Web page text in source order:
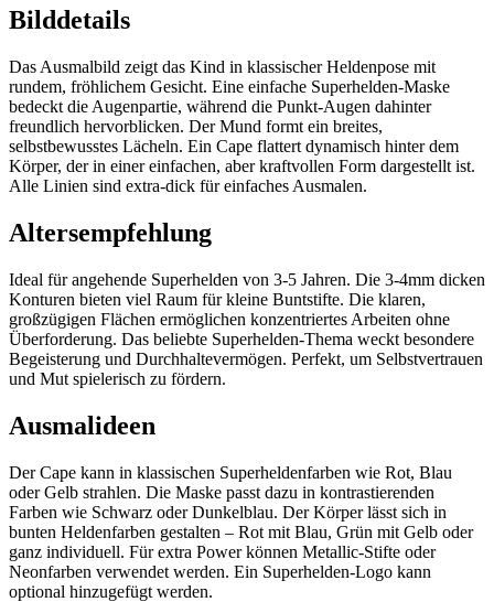
Bilddetails
Das Ausmalbild zeigt das Kind in klassischer Heldenpose mit
rundem, fröhlichem Gesicht. Eine einfache Superhelden-Maske
bedeckt die Augenpartie, während die Punkt-Augen dahinter
freundlich hervorblicken. Der Mund formt ein breites,
selbstbewusstes Lächeln. Ein Cape flattert dynamisch hinter dem
Körper, der in einer einfachen, aber kraftvollen Form dargestellt ist.
Alle Linien sind extra-dick für einfaches Ausmalen.
Altersempfehlung
Ideal für angehende Superhelden von 3-5 Jahren. Die 3-4mm dicken
Konturen bieten viel Raum für kleine Buntstifte. Die klaren,
großzügigen Flächen ermöglichen konzentriertes Arbeiten ohne
Überforderung. Das beliebte Superhelden-Thema weckt besondere
Begeisterung und Durchhaltevermögen. Perfekt, um Selbstvertrauen
und Mut spielerisch zu fördern.
Ausmalideen
Der Cape kann in klassischen Superheldenfarben wie Rot, Blau
oder Gelb strahlen. Die Maske passt dazu in kontrastierenden
Farben wie Schwarz oder Dunkelblau. Der Körper lässt sich in
bunten Heldenfarben gestalten – Rot mit Blau, Grün mit Gelb oder
ganz individuell. Für extra Power können Metallic-Stifte oder
Neonfarben verwendet werden. Ein Superhelden-Logo kann
optional hinzugefügt werden.